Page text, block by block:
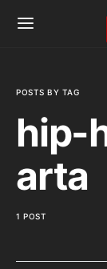
POSTS BY TAG
hip-
arta
1 POST